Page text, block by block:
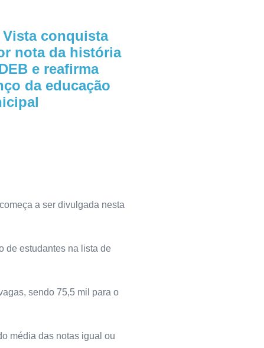
Vista conquista
nota da história
e reafirma
da educação
começa a ser divulgada nesta
de estudantes na lista de
sendo 75,5 mil para o
média das notas igual ou